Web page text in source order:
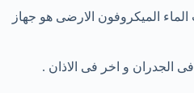
الميكروفون الارضى هو جهاز
الجدران و اخر فى الاذان .